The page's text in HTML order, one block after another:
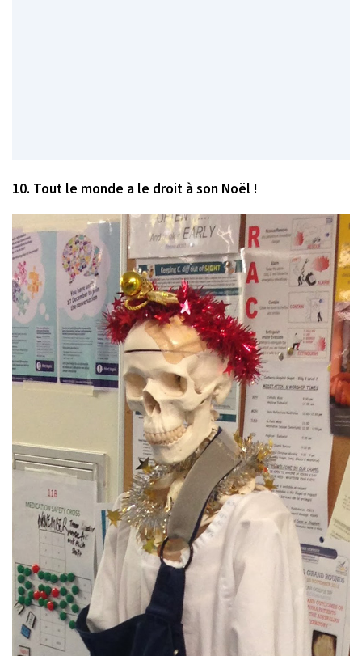
10. Tout le monde a le droit à son Noël !